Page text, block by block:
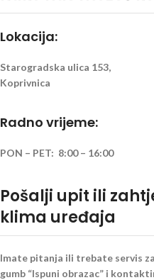
Lokacija:
Starogradska ulica 153,
Koprivnica
Radno vrijeme:
PON – PET: 8:00 – 16:00
Pošalji upit ili
klima uređaja
Imate pitanja ili trebate servis
gumb “Ispuni obrazac” i